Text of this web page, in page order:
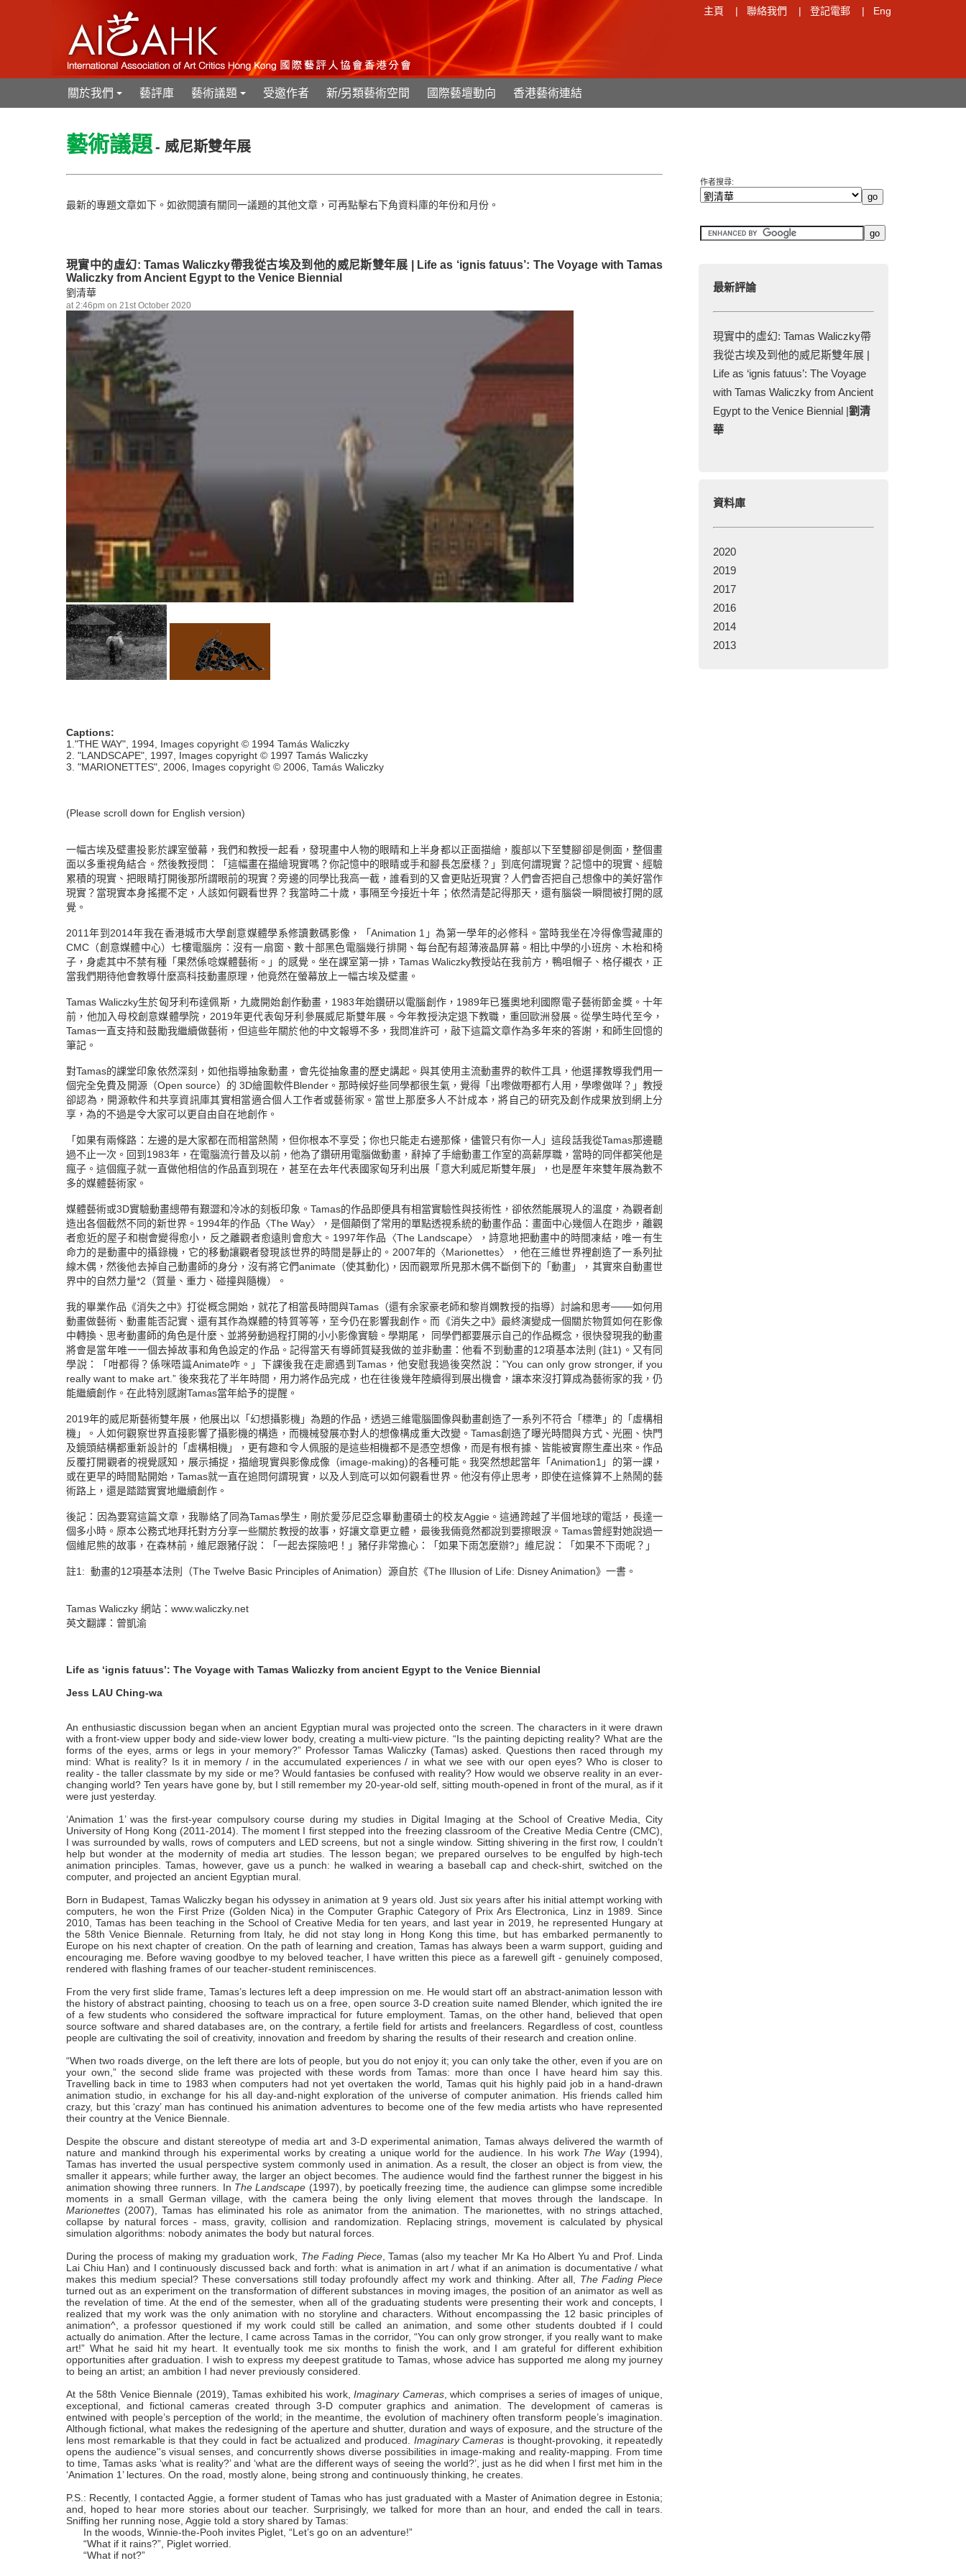
主頁 | 聯絡我們 | 登記電郵 | Eng
+
關於我們 藝評庫
+
藝術議題 受邀作者 新/另類藝術空間 國際藝壇動向 香港藝術連結
藝術議題- 威尼斯雙年展
最新的專題文章如下。如欲閱讀有關同一議題的其他文章，可再點擊右下角資料庫的年份和月份。
現實中的虛幻: Tamas Waliczky帶我從古埃及到他的威尼斯雙年展 | Life as ‘ignis fatuus’: The Voyage with Tamas
Waliczky from Ancient Egypt to the Venice Biennial
劉清華
at 2:46pm on 21st October 2020
Captions:
1."THE WAY", 1994, Images copyright © 1994 Tamás Waliczky
2. "LANDSCAPE", 1997, Images copyright © 1997 Tamás Waliczky
3. "MARIONETTES", 2006, Images copyright © 2006, Tamás Waliczky
(Please scroll down for English version)
一幅古埃及壁畫投影於課室螢幕，我們和教授一起看，發現畫中人物的眼睛和上半身都以正面描繪，腹部以下至雙腳卻是側面，整個畫
面以多重視角結合。然後教授問：「這幅畫在描繪現實嗎？你記憶中的眼睛或手和腳長怎麼樣？」到底何謂現實？記憶中的現實、經驗
累積的現實、把眼睛打開後那所謂眼前的現實？旁邊的同學比我高一截，誰看到的又會更貼近現實？人們會否把自己想像中的美好當作
現實？當現實本身搖擺不定，人該如何觀看世界？我當時二十歲，事隔至今接近十年；依然清楚記得那天，還有腦袋一瞬間被打開的感
覺。
2011年到2014年我在香港城市大學創意媒體學系修讀數碼影像，「Animation 1」為第一學年的必修科。當時我坐在冷得像雪藏庫的
CMC（創意媒體中心）七樓電腦房：沒有一扇窗、數十部黑色電腦幾行排開、每台配有超薄液晶屏幕。相比中學的小班房、木枱和椅
子，身處其中不禁有種「果然係唸媒體藝術。」的感覺。坐在課室第一排，Tamas Waliczky教授站在我前方，鴨咀帽子、格仔襯衣，正
當我們期待他會教導什麼高科技動畫原理，他竟然在螢幕放上一幅古埃及壁畫。
Tamas Waliczky生於匈牙利布達佩斯，九歲開始創作動畫，1983年始鑽研以電腦創作，1989年已獲奧地利國際電子藝術節金獎。十年
前，他加入母校創意媒體學院，2019年更代表匈牙利參展威尼斯雙年展。今年教授決定退下教職，重回歐洲發展。從學生時代至今，
Tamas一直支持和鼓勵我繼續做藝術，但這些年關於他的中文報導不多，我問准許可，敲下這篇文章作為多年來的答謝，和師生回憶的
筆記。
對Tamas的課堂印象依然深刻，如他指導抽象動畫，會先從抽象畫的歷史講起。與其使用主流動畫界的軟件工具，他選擇教導我們用一
個完全免費及開源（Open source）的 3D繪圖軟件Blender。那時候好些同學都很生氣，覺得「出嚟做嘢都冇人用，學嚟做咩？」教授
卻認為，開源軟件和共享資訊庫其實相當適合個人工作者或藝術家。當世上那麼多人不計成本，將自己的研究及創作成果放到網上分
享，為的不過是令大家可以更自由自在地創作。
「如果有兩條路：左邊的是大家都在而相當熱鬧，但你根本不享受；你也只能走右邊那條，儘管只有你一人」這段話我從Tamas那邊聽
過不止一次。回到1983年，在電腦流行普及以前，他為了鑽研用電腦做動畫，辭掉了手繪動畫工作室的高薪厚職，當時的同伴都笑他是
瘋子。這個瘋子就一直做他相信的作品直到現在，甚至在去年代表國家匈牙利出展「意大利威尼斯雙年展」，也是歷年來雙年展為數不
多的媒體藝術家。
媒體藝術或3D實驗動畫總帶有艱澀和冷冰的刻板印象。Tamas的作品即便具有相當實驗性與技術性，卻依然能展現人的溫度，為觀者創
造出各個截然不同的新世界。1994年的作品〈The Way〉，是個顛倒了常用的單點透視系統的動畫作品：畫面中心幾個人在跑步，離觀
者愈近的屋子和樹會變得愈小，反之離觀者愈遠則會愈大。1997年作品〈The Landscape〉，詩意地把動畫中的時間凍結，唯一有生
命力的是動畫中的攝錄機，它的移動讓觀者發現該世界的時間是靜止的。2007年的〈Marionettes〉，他在三維世界裡創造了一系列扯
線木偶，然後他去掉自己動畫師的身分，沒有將它們animate（使其動化)，因而觀眾所見那木偶不斷倒下的「動畫」，其實來自動畫世
界中的自然力量*2（質量、重力、碰撞與隨機）。
我的畢業作品《消失之中》打從概念開始，就花了相當長時間與Tamas（還有余家豪老師和黎肖嫻教授的指導）討論和思考───如何用
動畫做藝術、動畫能否記實、還有其作為媒體的特質等等，至今仍在影響我創作。而《消失之中》最終演變成一個關於物質如何在影像
中轉換、思考動畫師的角色是什麼、並將勞動過程打開的小小影像實驗。學期尾， 同學們都要展示自己的作品概念，很快發現我的動畫
將會是當年唯一一個去掉故事和角色設定的作品。記得當天有導師質疑我做的並非動畫：他看不到動畫的12項基本法則 (註1)。又有同
學說：「咁都得？係咪唔識Animate咋。」下課後我在走廊遇到Tamas，他安慰我過後突然說：”You can only grow stronger, if you
really want to make art.” 後來我花了半年時間，用力將作品完成，也在往後幾年陸續得到展出機會，讓本來沒打算成為藝術家的我，仍
能繼續創作。在此特別感謝Tamas當年給予的提醒。
2019年的威尼斯藝術雙年展，他展出以「幻想攝影機」為題的作品，透過三維電腦圖像與動畫創造了一系列不符合「標準」的「虛構相
機」。人如何觀察世界直接影響了攝影機的構造，而機械發展亦對人的想像構成重大改變。Tamas創造了曝光時間與方式、光圈、快門
及鏡頭結構都重新設計的「虛構相機」，更有趣和令人佩服的是這些相機都不是憑空想像，而是有根有據、皆能被實際生產出來。作品
反覆打開觀者的視覺感知，展示捕捉，描繪現實與影像成像（image-making)的各種可能。我突然想起當年「Animation1」的第一課，
或在更早的時間點開始，Tamas就一直在追問何謂現實，以及人到底可以如何觀看世界。他沒有停止思考，即使在這條算不上熱鬧的藝
術路上，還是踏踏實實地繼續創作。
後記：因為要寫這篇文章，我聯絡了同為Tamas學生，剛於愛莎尼亞念畢動畫碩士的校友Aggie。這通跨越了半個地球的電話，長達一
個多小時。原本公務式地拜托對方分享一些關於教授的故事，好讓文章更立體，最後我倆竟然都說到要擦眼淚。Tamas曾經對她說過一
個維尼熊的故事，在森林前，維尼跟豬仔說：「一起去探險吧！」豬仔非常擔心：「如果下雨怎麼辦?」維尼說：「如果不下雨呢？」
註1: 動畫的12項基本法則（The Twelve Basic Principles of Animation）源自於《The Illusion of Life: Disney Animation》一書。
Tamas Waliczky 網站： www.waliczky.net
英文翻譯：曾凱渝
Life as ‘ignis fatuus’: The Voyage with Tamas Waliczky from ancient Egypt to the Venice Biennial
Jess LAU Ching-wa
An enthusiastic discussion began when an ancient Egyptian mural was projected onto the screen. The characters in it were drawn
with a front-view upper body and side-view lower body, creating a multi-view picture. “Is the painting depicting reality? What are the
forms of the eyes, arms or legs in your memory?” Professor Tamas Waliczky (Tamas) asked. Questions then raced through my
mind: What is reality? Is it in memory / in the accumulated experiences / in what we see with our open eyes? Who is closer to
reality - the taller classmate by my side or me? Would fantasies be confused with reality? How would we observe reality in an ever-
changing world? Ten years have gone by, but I still remember my 20-year-old self, sitting mouth-opened in front of the mural, as if it
were just yesterday.
‘Animation 1’ was the first-year compulsory course during my studies in Digital Imaging at the School of Creative Media, City
University of Hong Kong (2011-2014). The moment I first stepped into the freezing classroom of the Creative Media Centre (CMC),
I was surrounded by walls, rows of computers and LED screens, but not a single window. Sitting shivering in the first row, I couldn’t
help but wonder at the modernity of media art studies. The lesson began; we prepared ourselves to be engulfed by high-tech
animation principles. Tamas, however, gave us a punch: he walked in wearing a baseball cap and check-shirt, switched on the
computer, and projected an ancient Egyptian mural.
Born in Budapest, Tamas Waliczky began his odyssey in animation at 9 years old. Just six years after his initial attempt working with
computers, he won the First Prize (Golden Nica) in the Computer Graphic Category of Prix Ars Electronica, Linz in 1989. Since
2010, Tamas has been teaching in the School of Creative Media for ten years, and last year in 2019, he represented Hungary at
the 58th Venice Biennale. Returning from Italy, he did not stay long in Hong Kong this time, but has embarked permanently to
Europe on his next chapter of creation. On the path of learning and creation, Tamas has always been a warm support, guiding and
encouraging me. Before waving goodbye to my beloved teacher, I have written this piece as a farewell gift - genuinely composed,
rendered with flashing frames of our teacher-student reminiscences.
From the very first slide frame, Tamas’s lectures left a deep impression on me. He would start off an abstract-animation lesson with
the history of abstract painting, choosing to teach us on a free, open source 3-D creation suite named Blender, which ignited the ire
of a few students who considered the software impractical for future employment. Tamas, on the other hand, believed that open
source software and shared databases are, on the contrary, a fertile field for artists and freelancers. Regardless of cost, countless
people are cultivating the soil of creativity, innovation and freedom by sharing the results of their research and creation online.
“When two roads diverge, on the left there are lots of people, but you do not enjoy it; you can only take the other, even if you are on
your own,” the second slide frame was projected with these words from Tamas: more than once I have heard him say this.
Travelling back in time to 1983 when computers had not yet overtaken the world, Tamas quit his highly paid job in a hand-drawn
animation studio, in exchange for his all day-and-night exploration of the universe of computer animation. His friends called him
crazy, but this ‘crazy’ man has continued his animation adventures to become one of the few media artists who have represented
their country at the Venice Biennale.
Despite the obscure and distant stereotype of media art and 3-D experimental animation, Tamas always delivered the warmth of
nature and mankind through his experimental works by creating a unique world for the audience. In his work The Way(1994),
Tamas has inverted the usual perspective system commonly used in animation. As a result, the closer an object is from view, the
smaller it appears; while further away, the larger an object becomes. The audience would find the farthest runner the biggest in his
animation showing three runners. In The Landscape (1997), by poetically freezing time, the audience can glimpse some incredible
moments in a small German village, with the camera being the only living element that moves through the landscape. In
Marionettes (2007), Tamas has eliminated his role as animator from the animation. The marionettes, with no strings attached,
collapse by natural forces - mass, gravity, collision and randomization. Replacing strings, movement is calculated by physical
simulation algorithms: nobody animates the body but natural forces.
During the process of making my graduation work, The Fading Piece, Tamas (also my teacher Mr Ka Ho Albert Yu and Prof. Linda
Lai Chiu Han) and I continuously discussed back and forth: what is animation in art / what if an animation is documentative / what
makes this medium special? These conversations still today profoundly affect my work and thinking. After all, The Fading Piece
turned out as an experiment on the transformation of different substances in moving images, the position of an animator as well as
the revelation of time. At the end of the semester, when all of the graduating students were presenting their work and concepts, I
realized that my work was the only animation with no storyline and characters. Without encompassing the 12 basic principles of
animation^, a professor questioned if my work could still be called an animation, and some other students doubted if I could
actually do animation. After the lecture, I came across Tamas in the corridor, “You can only grow stronger, if you really want to make
art!” What he said hit my heart. It eventually took me six months to finish the work, and I am grateful for different exhibition
opportunities after graduation. I wish to express my deepest gratitude to Tamas, whose advice has supported me along my journey
to being an artist; an ambition I had never previously considered.
At the 58th Venice Biennale (2019), Tamas exhibited his work,Imaginary Cameras, which comprises a series of images of unique,
exceptional, and fictional cameras created through 3-D computer graphics and animation. The development of cameras is
entwined with people’s perception of the world; in the meantime, the evolution of machinery often transform people’s imagination.
Although fictional, what makes the redesigning of the aperture and shutter, duration and ways of exposure, and the structure of the
lens most remarkable is that they could in fact be actualized and produced. Imaginary Cameras is thought-provoking, it repeatedly
opens the audience''s visual senses, and concurrently shows diverse possibilities in image-making and reality-mapping. From time
to time, Tamas asks ‘what is reality?’ and ‘what are the different ways of seeing the world?’, just as he did when I first met him in the
‘Animation 1’ lectures. On the road, mostly alone, being strong and continuously thinking, he creates.
P.S.: Recently, I contacted Aggie, a former student of Tamas who has just graduated with a Master of Animation degree in Estonia;
and, hoped to hear more stories about our teacher. Surprisingly, we talked for more than an hour, and ended the call in tears.
Sniffing her running nose, Aggie told a story shared by Tamas:
In the woods, Winnie-the-Pooh invites Piglet, “Let’s go on an adventure!”
“What if it rains?”, Piglet worried.
“What if not?”
作者搜尋:
最新評論
現實中的虛幻: Tamas Waliczky帶
我從古埃及到他的威尼斯雙年展 |
Life as ‘ignis fatuus’: The Voyage
with Tamas Waliczky from Ancient
Egypt to the Venice Biennial |劉清
華
資料庫
2020
2019
2017
2016
2014
2013